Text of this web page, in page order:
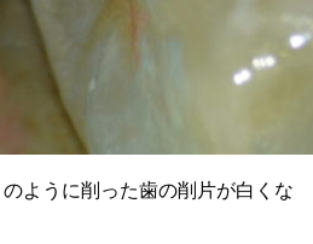
ように削った歯の削片が白くな